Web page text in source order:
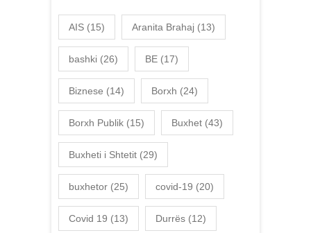
AIS (15) Aranita Brahaj (13)
bashki (26) BE (17)
Biznese (14) Borxh (24)
Borxh Publik (15) Buxhet (43)
Buxheti i Shtetit (29)
buxhetor (25) covid-19 (20)
Covid 19 (13) Durrës (12)